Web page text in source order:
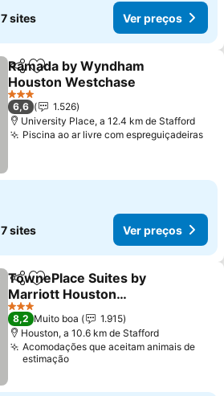
7 sites Ver preços
PartilharAdicionar aos favoritos
Ramada by Wyndham
Houston Westchase
Ver preços
3 Estrelas
6,6
1.526
University Place, a 12.4 km de Stafford
Piscina ao ar livre com espreguiçadeiras
7 sites Ver preços
PartilharAdicionar aos favoritos
TownePlace Suites by
Marriott Houston
Westchase
Ver preços
3 Estrelas
8,2 Muito boa
1.915
Houston, a 10.6 km de Stafford
Acomodações que aceitam animais de
estimação